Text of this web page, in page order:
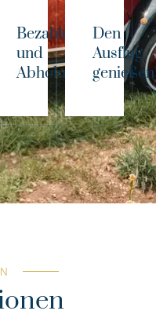
Bezahlung
und
Abholung
Den
Ausflug